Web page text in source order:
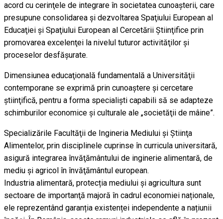
acord cu cerinţele de integrare în societatea cunoaşterii, care
presupune consolidarea şi dezvoltarea Spaţiului European al
Educaţiei şi Spaţiului European al Cercetării Ştiinţifice prin
promovarea excelenţei la nivelul tuturor activităţilor şi
proceselor desfăşurate.
Dimensiunea educaţională fundamentală a Universităţii
contemporane se exprimă prin cunoaştere şi cercetare
ştiinţifică, pentru a forma specialişti capabili să se adapteze
schimburilor economice şi culturale ale „societăţii de mâine”.
Specializările Facultăţii de Ingineria Mediului şi Ştiinţa
Alimentelor, prin disciplinele cuprinse în curricula universitară,
asigură integrarea învăţământului de inginerie alimentară, de
mediu şi agricol în învăţământul european.
Industria alimentară, protecția mediului și agricultura sunt
sectoare de importanţă majoră în cadrul economiei naționale,
ele reprezentând garanția existenței independente a națiunii